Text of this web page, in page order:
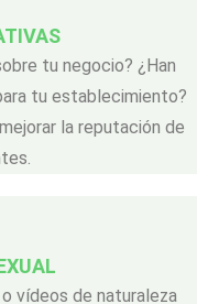
tu negocio? ¿Han
tu establecimiento?
la reputación de
vídeos de naturaleza